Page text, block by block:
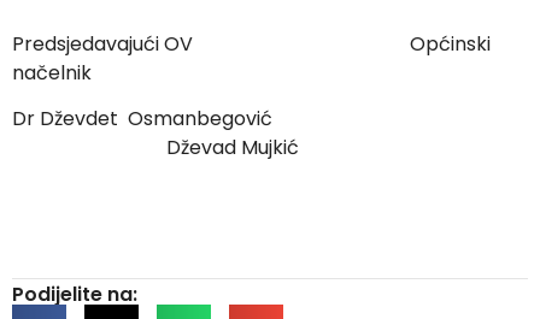
Predsjedavajući OV Općinski
načelnik
Dr Dževdet Osmanbegović
Dževad Mujkić
Podijelite na: